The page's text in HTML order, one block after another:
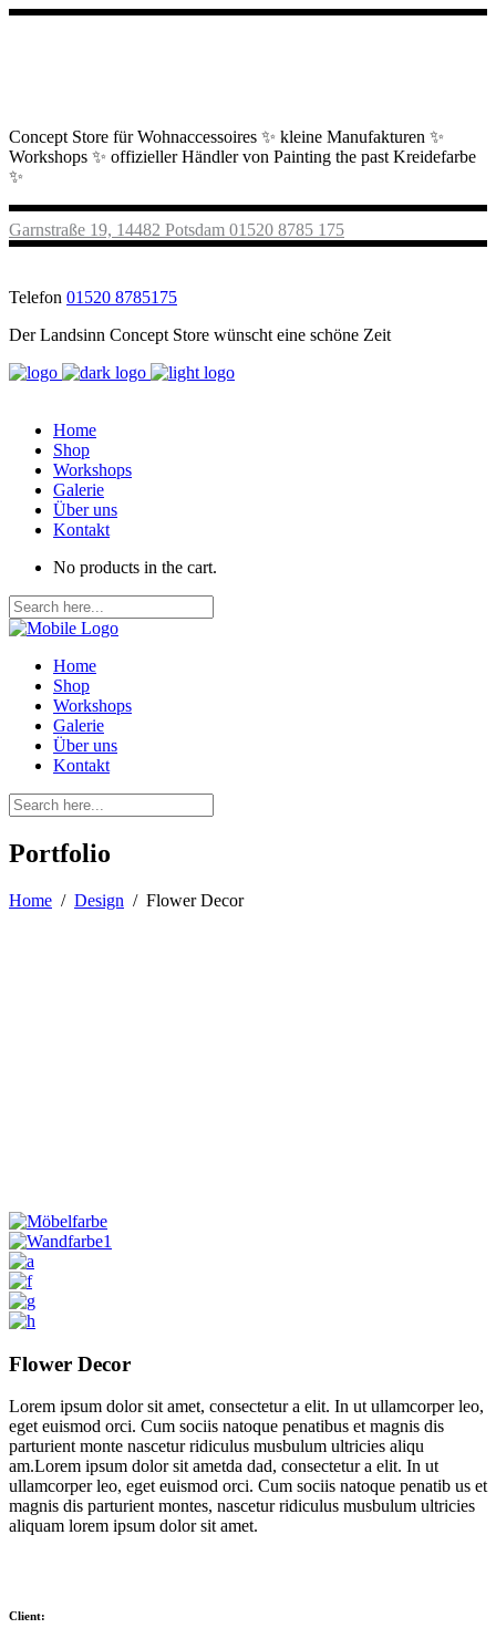
Concept Store für Wohnaccessoires ✨ kleine Manufakturen ✨
Workshops ✨ offizieller Händler von Painting the past Kreidefarbe
✨
Garnstraße 19, 14482 Potsdam 01520 8785 175
Telefon 01520 8785175
Der Landsinn Concept Store wünscht eine schöne Zeit
Home
Shop
Workshops
Galerie
Über uns
Kontakt
No products in the cart.
Home
Shop
Workshops
Galerie
Über uns
Kontakt
Portfolio
Home / Design / Flower Decor
Flower Decor
Lorem ipsum dolor sit amet, consectetur a elit. In ut ullamcorper leo,
eget euismod orci. Cum sociis natoque penatibus et magnis dis
parturient monte nascetur ridiculus musbulum ultricies aliqu
am.Lorem ipsum dolor sit ametda dad, consectetur a elit. In ut
ullamcorper leo, eget euismod orci. Cum sociis natoque penatib us et
magnis dis parturient montes, nascetur ridiculus musbulum ultricies
aliquam lorem ipsum dolor sit amet.
Client: